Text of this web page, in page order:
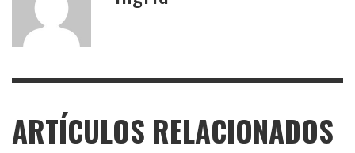
ARTÍCULOS RELACIONADOS